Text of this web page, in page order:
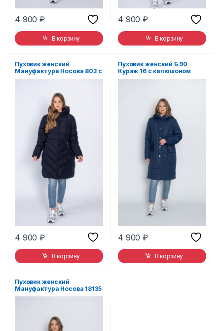
4 900₽
В корзину
4 900₽
В корзину
Пуховик женский
Мануфактура Носова 803 с
капюшоном синий
4 900₽
В корзину
Пуховик женский Б 90
Кураж 16 с капюшоном
синий
4 900₽
В корзину
Пуховик женский
Мануфактура Носова 18135
розовый